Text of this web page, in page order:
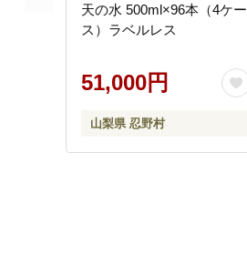
天の水 500ml×96本（4ケー
ス）ラベルレス
51,000円
山梨県 忍野村